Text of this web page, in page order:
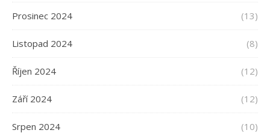
Prosinec 2024 (13)
Listopad 2024 (8)
Říjen 2024 (12)
Září 2024 (12)
Srpen 2024 (10)